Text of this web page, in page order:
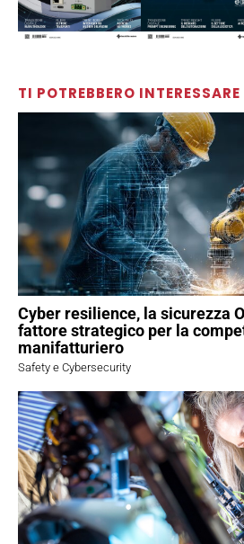
TI POTREBBERO
Cyber resilience, la sicurezza
fattore strategico per la
manifatturiero
Safety e Cybersecurity